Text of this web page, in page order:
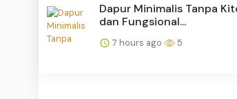
Dapur Minimalis Tanpa
dan Fungsional...
7 hours ago 5